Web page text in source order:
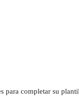
completar su